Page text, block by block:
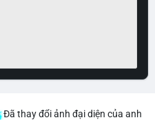
Đã thay đổi ảnh đại diện của anh